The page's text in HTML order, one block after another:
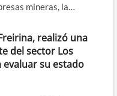
mineras, la…
realizó una
del sector Los
evaluar su estado